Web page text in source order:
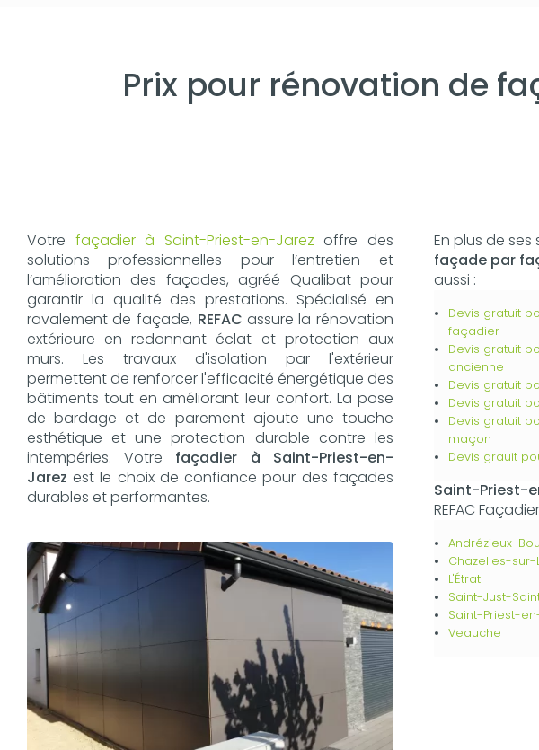
Prix pour rénovation de
Votre façadier à Saint-Priest-en-Jarez offre des
solutions professionnelles pour l’entretien et
l’amélioration des façades, agréé Qualibat pour
garantir la qualité des prestations. Spécialisé en
ravalement de façade, REFAC assure la rénovation
extérieure en redonnant éclat et protection aux
murs. Les travaux d'isolation par l'extérieur
permettent de renforcer l'efficacité énergétique des
bâtiments tout en améliorant leur confort. La pose
de bardage et de parement ajoute une touche
esthétique et une protection durable contre les
intempéries. Votre façadier à Saint-Priest-en-
Jarez est le choix de confiance pour des façades
durables et performantes.
En plus de ses
façade par
aussi :
Devis gratuit
façadier
Devis gratuit
ancienne
Devis gratuit
Devis gratuit
Devis gratuit
maçon
Devis grauit
Saint-Priest-
REFAC
Andrézieux-
Chazelles-sur-
L'Étrat
Saint-Just-
Saint-Priest-
Veauche